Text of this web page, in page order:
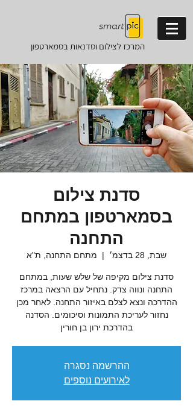
המרכז לצילום וסדנאותבסמארטפון
סדנת צילום
בסמארטפון במתחם
התחנה
שבת, 28 בדצמ׳
  |
מתחם התחנה, ת"א
סדנת צילום מקיפה של שלש שעות, במתחם
התחנה ונווה צדק. נתחיל עם הרצאה במרכז
ההדרכה ונצא לצלם באיזור התחנה. לאחר מכן
נחזור לעריכת התמונות וסיכומים. הסדנה
בהדרכת ירון בן חורין
ההרשמה נסגרה
לאירועים נוספים